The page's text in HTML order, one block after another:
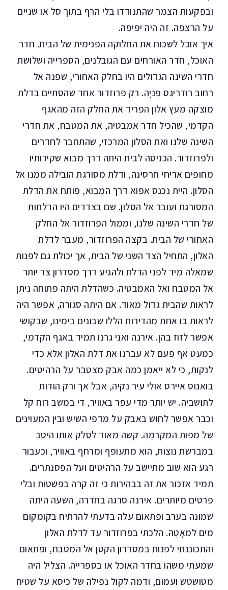
ובפקעות הצמר שהתנודדו בלי הרף בתוך סל או שניים
על הרצפה. זה היה יפיפה.
איך אוכל לשכוח את החלוקה הפנימית של הבית. חדר
האוכל, חדר האורחים עם הגובלנים, הספרייה ושלושת
חדרי השינה הגדולים היו בחלק האחורי, שפנה אל
רחוב רודריגֶס פֶּניָה. רק פרוזדור אחד שהסתיים בדלת
מוצקה מעץ אלון הפריד את החלק הזה מהאגף
הקדמי, שהכיל חדר אמבטיה, את המטבח, את חדרי
השינה שלנו ואת הסלון המרכזי, שהתחבר לחדרים
ולפרוזדור. הכניסה לבית היתה דרך מבוא שקירותיו
מחופים אריחי חרסינה, ודלת מסורגת הובילה ממנו אל
הסלון. היית נכנס אפוא דרך המבוא, פותח את הדלת
המסורגת ועובר אל הסלון. שם בצדדים היו הדלתות
של חדרי השינה שלנו, וממול הפרוזדור אל החלק
האחורי של הבית. בקצה הפרוזדור, מעבר לדלת
האלון, התחיל הצד השני של הבית, אך יכולת גם לפנות
שמאלה מיד לפני הדלת ולהגיע דרך מסדרון צר יותר
אל המטבח ואל האמבטיה. כשהדלת היתה פתוחה ניתן
לראות שהבית גדול מאוד. אם היתה סגורה, אפשר היה
לראות בו אחת מהדירות הללו שבונים בימינו, שבקושי
אפשר לזוז בהן. אירנה ואני גרנו תמיד באגף הקדמי,
כמעט אף פעם לא עברנו את דלת האלון אלא כדי
לנקות, כי לא ייאמן כמה אבק מצטבר על הרהיטים.
בואנוס איירס אולי עיר נקיה, אבל אך ורק הודות
לתושביה. יש יותר מדי עפר באוויר, די במשב רוח קל
וכבר אפשר לחוש באבק על מדפי השיש ובין המעוינים
של מפות המקרמֶה. קשה מאוד לסלק אותו היטב
במברשת נוצות, הוא מתעופף ומרחף באוויר, וכעבור
רגע הוא שוב מתיישב על הרהיטים ועל הפסנתרים.
תמיד אזכור את זה בבהירות כי זה קרה בפשטות ובלי
פרטים מיותרים. אירנה סרגה בחדרה, השעה היתה
שמונה בערב ופתאום עלה בדעתי להרתיח בקומקום
מים למאָטֶה. הלכתי בפרוזדור עד לדלת האלון
והתכוננתי לפנות במסדרון הקטן אל המטבח, ופתאום
שמעתי משהו בחדר האוכל או בספרייה. הצליל היה
מטושטש ועמום, ודמה לקול נפילה של כיסא על שטיח